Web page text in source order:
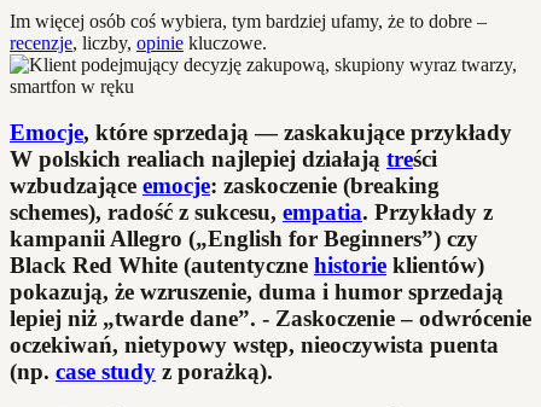
Im więcej osób coś wybiera, tym bardziej ufamy, że to dobre –
recenzje, liczby, opinie kluczowe.
Emocje, które sprzedają — zaskakujące przykłady
W polskich realiach najlepiej działają treści
wzbudzające emocje: zaskoczenie (breaking
schemes), radość z sukcesu, empatia. Przykłady z
kampanii Allegro („English for Beginners”) czy
Black Red White (autentyczne historie klientów)
pokazują, że wzruszenie, duma i humor sprzedają
lepiej niż „twarde dane”. - Zaskoczenie– odwrócenie
oczekiwań, nietypowy wstęp, nieoczywista puenta
(np. case study z porażką).